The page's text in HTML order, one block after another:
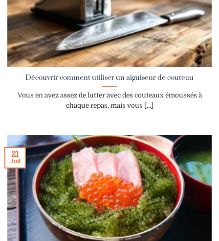
Découvrir comment utiliser un aiguiseur de couteau
Vous en avez assez de lutter avec des couteaux émoussés à
chaque repas, mais vous [...]
21
Juil